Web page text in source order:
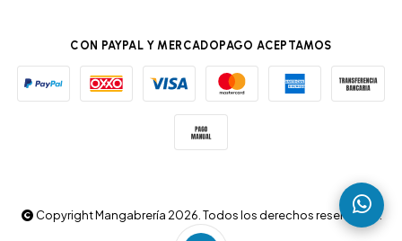
CON PAYPAL Y MERCADOPAGO ACEPTAMOS
Copyright Mangabrería 2026. Todos los derechos reservados.